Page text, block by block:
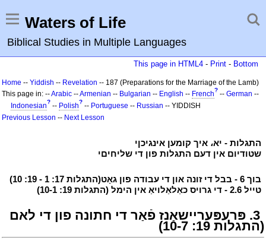
Waters of Life
Biblical Studies in Multiple Languages
This page in HTML4 - Print - Bottom
Home -- Yiddish -- Revelation -- 187 (Preparations for the Marriage of the Lamb)
This page in: --Arabic --Armenian -- Bulgarian -- English -- French? -- German --
Indonesian? -- Polish? -- Portuguese -- Russian -- YIDDISH
Previous Lesson -- Next Lesson
התגלות - יא، איך קומען אינגיכןי
שטודיום אין דעם התגלות פון די שליחיםי
בוך 6 - בבל די זונה און די עבודה פון גאָט(התגלות 17: 1 - 19: 10)
טייל 2.6 - די גרויס כאַלאַלויאַ אין הימל (התגלות 19: 10-1)
3. פּרעפּעריישאַנז פֿאַר די חתונה פון די לאם
(התגלות 19: 10-7)